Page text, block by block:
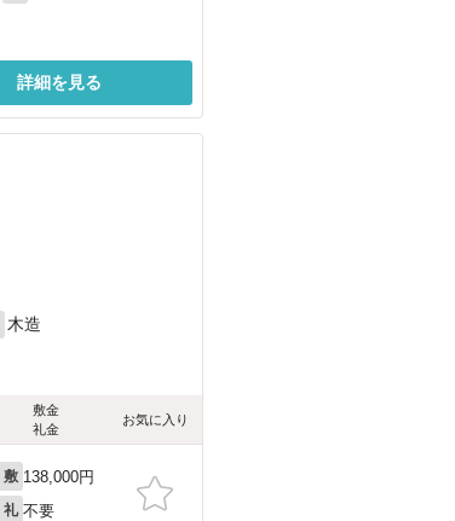
詳細を見る
木造
敷金
礼金
お気に入り
敷 138,000円
礼 不要